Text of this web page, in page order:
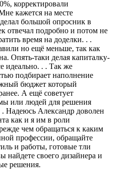
корректировали
кажется на месте
большой опросник в
отвечал подробно и потом не
время на доделки. . .
но ещё меньше, так как
Опять-таки делая капиталку-
идеально. . . Так же
подбирает наполнение
бюджет который
А ещё советует
или людей для решения
. Надеюсь Александр доволен
как и я им в роли
чем обращаться к каким
профессии, обращайте
и работы, готовые тли
найдете своего дизайнера и
решения.